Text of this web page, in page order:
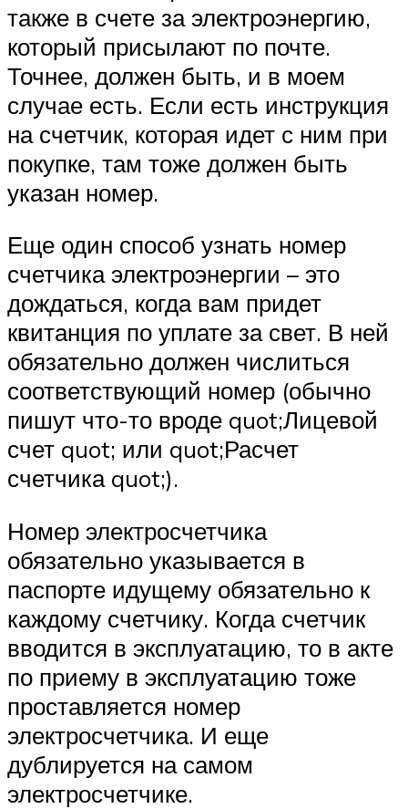
также в счете за электроэнергию,
который присылают по почте.
Точнее, должен быть, и в моем
случае есть. Если есть инструкция
на счетчик, которая идет с ним при
покупке, там тоже должен быть
указан номер.
Еще один способ узнать номер
счетчика электроэнергии – это
дождаться, когда вам придет
квитанция по уплате за свет. В ней
обязательно должен числиться
соответствующий номер (обычно
пишут что-то вроде quot;Лицевой
счет quot; или quot;Расчет
счетчика quot;).
Номер электросчетчика
обязательно указывается в
паспорте идущему обязательно к
каждому счетчику. Когда счетчик
вводится в эксплуатацию, то в акте
по приему в эксплуатацию тоже
проставляется номер
электросчетчика. И еще
дублируется на самом
электросчетчике.